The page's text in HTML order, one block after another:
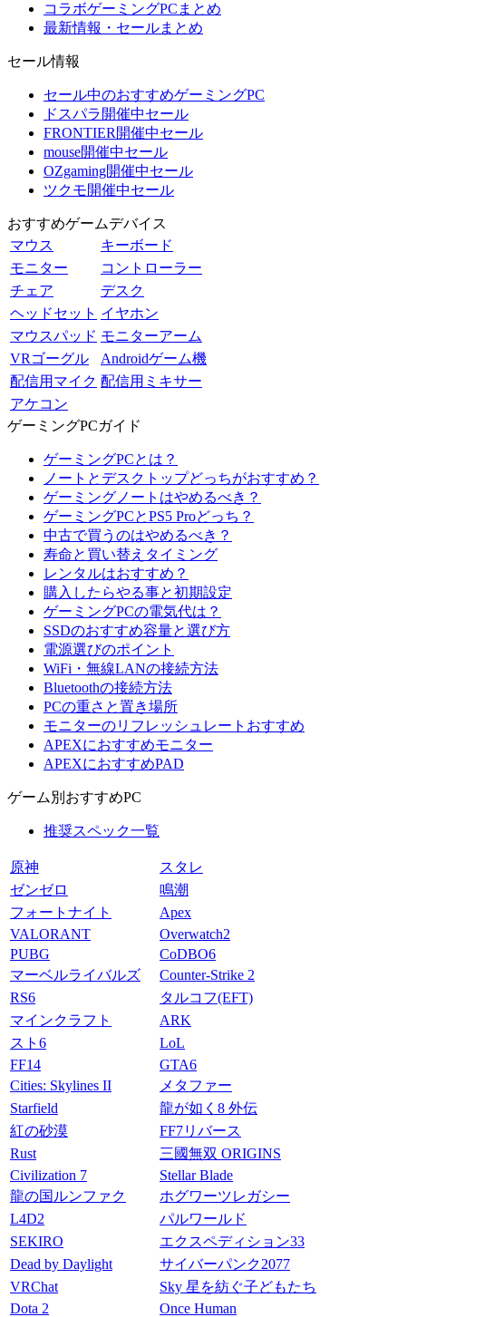
コラボゲーミングPCまとめ
最新情報・セールまとめ
セール情報
セール中のおすすめゲーミングPC
ドスパラ開催中セール
FRONTIER開催中セール
mouse開催中セール
OZgaming開催中セール
ツクモ開催中セール
おすすめゲームデバイス
マウス
キーボード
モニター
コントローラー
チェア
デスク
ヘッドセット イヤホン
マウスパッド モニターアーム
VRゴーグル
Androidゲーム機
配信用マイク 配信用ミキサー
アケコン
ゲーミングPCガイド
ゲーミングPCとは？
ノートとデスクトップどっちがおすすめ？
ゲーミングノートはやめるべき？
ゲーミングPCとPS5 Proどっち？
中古で買うのはやめるべき？
寿命と買い替えタイミング
レンタルはおすすめ？
購入したらやる事と初期設定
ゲーミングPCの電気代は？
SSDのおすすめ容量と選び方
電源選びのポイント
WiFi・無線LANの接続方法
Bluetoothの接続方法
PCの重さと置き場所
モニターのリフレッシュレートおすすめ
APEXにおすすめモニター
APEXにおすすめPAD
ゲーム別おすすめPC
推奨スペック一覧
原神
スタレ
ゼンゼロ
鳴潮
フォートナイト
Apex
VALORANT
Overwatch2
PUBG
CoDBO6
マーベルライバルズ
Counter-Strike 2
RS6
タルコフ(EFT)
マインクラフト
ARK
スト6
LoL
FF14
GTA6
Cities: Skylines II
メタファー
Starfield
龍が如く8 外伝
紅の砂漠
FF7リバース
Rust
三國無双 ORIGINS
Civilization 7
Stellar Blade
龍の国ルンファク
ホグワーツレガシー
L4D2
パルワールド
SEKIRO
エクスペディション33
Dead by Daylight
サイバーパンク2077
VRChat
Sky 星を紡ぐ子どもたち
Dota 2
Once Human